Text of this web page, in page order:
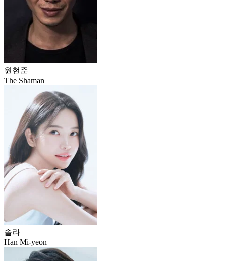
원현준
The Shaman
솔라
Han Mi-yeon